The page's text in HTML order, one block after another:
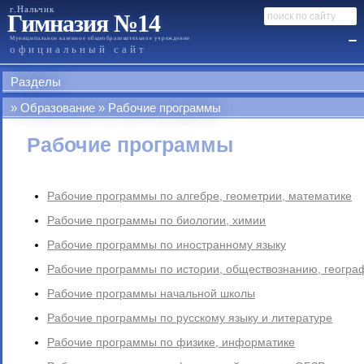
г.Нальчик
Гимназия №14
Муниципальное казенное общеобразовательное учреждение
официальный сайт
Разделы
Образование
Рабочие программы
Рабочие программы
Рабочие программы по алгебре, геометрии, математике
Рабочие программы по биологии, химии
Рабочие программы по иностранному языку
Рабочие программы по истории, обществознанию,
Рабочие программы начальной школы
Рабочие программы по русскому языку и литературе
Рабочие программы по физике, информатике